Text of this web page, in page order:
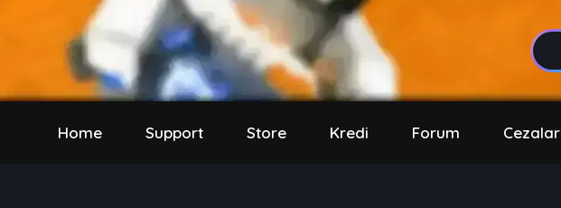
Home Support Store Kredi Forum Cezalar